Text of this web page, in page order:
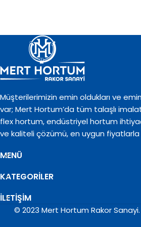
Müşterilerimizin emin oldukları ve
var; Mert Hortum’da tüm talaşlı
flex hortum, endüstriyel hortum ihtiyaç
ve kaliteli çözümü, en uygun fiyatlarla
MENÜ
KATEGORILER
İLETİŞİM
© 2023 Mert Hortum Rakor